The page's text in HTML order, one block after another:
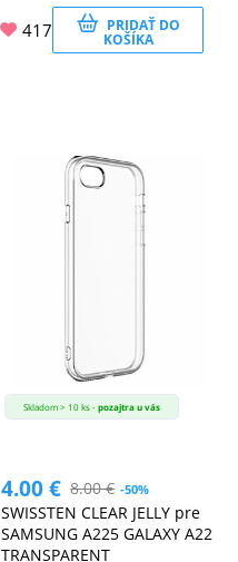
417 PRIDAŤ DO
KOŠÍKA
Skladom > 10 ks -pozajtra u vás
4.00€ 8.00€ -50%
SWISSTEN CLEAR JELLY pre
SAMSUNG A225 GALAXY A22
TRANSPARENT